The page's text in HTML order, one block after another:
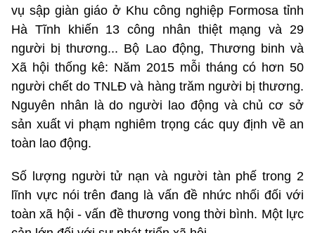
vụ sập giàn giáo ở Khu công nghiệp Formosa tỉnh
Hà Tĩnh khiến 13 công nhân thiệt mạng và 29
người bị thương... Bộ Lao động, Thương binh và
Xã hội thống kê: Năm 2015 mỗi tháng có hơn 50
người chết do TNLĐ và hàng trăm người bị thương.
Nguyên nhân là do người lao động và chủ cơ sở
sản xuất vi phạm nghiêm trọng các quy định về an
toàn lao động.
Số lượng người tử nạn và người tàn phế trong 2
lĩnh vực nói trên đang là vấn đề nhức nhối đối với
toàn xã hội - vấn đề thương vong thời bình. Một lực